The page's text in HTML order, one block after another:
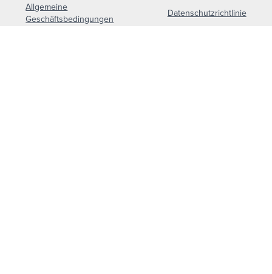
Allgemeine
Geschäftsbedingungen
Datenschutzrichtlinie